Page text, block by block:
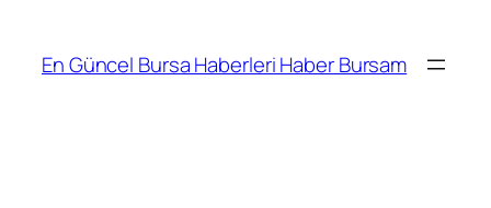
En Güncel Bursa Haberleri Haber Bursam